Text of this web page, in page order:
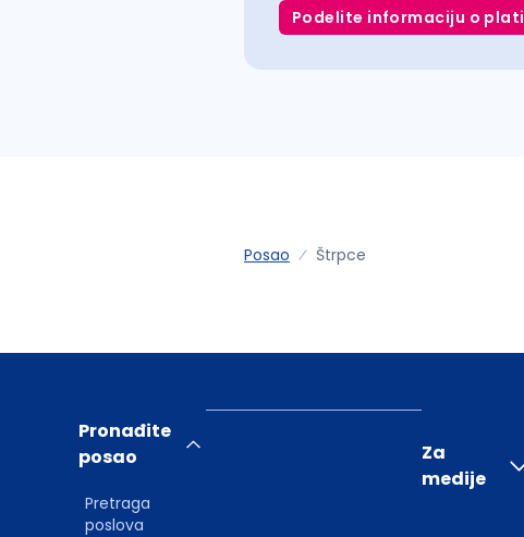
Podelite informaciju o plati
Posao Štrpce
Pronađite
posao
Pretraga
poslova
Za
medije